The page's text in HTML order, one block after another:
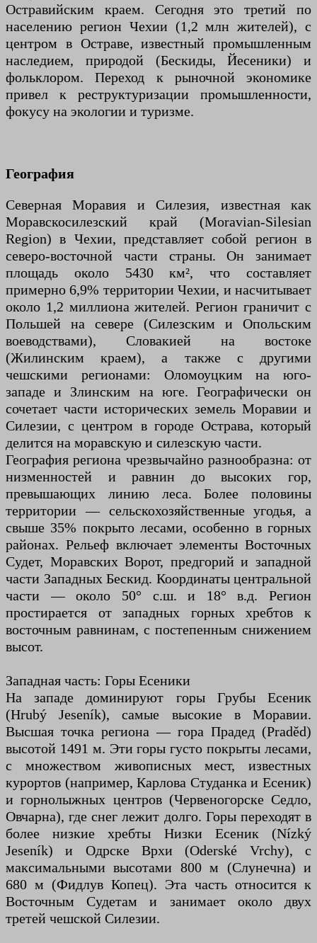
Остравийским краем. Сегодня это третий по
населению регион Чехии (1,2 млн жителей), с
центром в Остраве, известный промышленным
наследием, природой (Бескиды, Йесеники) и
фольклором. Переход к рыночной экономике
привел к реструктуризации промышленности,
фокусу на экологии и туризме.
География
Северная Моравия и Силезия, известная как
Моравскосилезский край (Moravian-Silesian
Region) в Чехии, представляет собой регион в
северо-восточной части страны. Он занимает
площадь около 5430 км², что составляет
примерно 6,9% территории Чехии, и насчитывает
около 1,2 миллиона жителей. Регион граничит с
Польшей на севере (Силезским и Опольским
воеводствами), Словакией на востоке
(Жилинским краем), а также с другими
чешскими регионами: Оломоуцким на юго-
западе и Злинским на юге. Географически он
сочетает части исторических земель Моравии и
Силезии, с центром в городе Острава, который
делится на моравскую и силезскую части.
География региона чрезвычайно разнообразна: от
низменностей и равнин до высоких гор,
превышающих линию леса. Более половины
территории — сельскохозяйственные угодья, а
свыше 35% покрыто лесами, особенно в горных
районах. Рельеф включает элементы Восточных
Судет, Моравских Ворот, предгорий и западной
части Западных Бескид. Координаты центральной
части — около 50° с.ш. и 18° в.д. Регион
простирается от западных горных хребтов к
восточным равнинам, с постепенным снижением
высот.
Западная часть: Горы Есеники
На западе доминируют горы Грубы Есеник
(Hrubý Jeseník), самые высокие в Моравии.
Высшая точка региона — гора Прадед (Praděd)
высотой 1491 м. Эти горы густо покрыты лесами,
с множеством живописных мест, известных
курортов (например, Карлова Студанка и Есеник)
и горнолыжных центров (Червеногорске Седло,
Овчарна), где снег лежит долго. Горы переходят в
более низкие хребты Низки Есеник (Nízký
Jeseník) и Одрске Врхи (Oderské Vrchy), с
максимальными высотами 800 м (Слунечна) и
680 м (Фидлув Копец). Эта часть относится к
Восточным Судетам и занимает около двух
третей чешской Силезии.